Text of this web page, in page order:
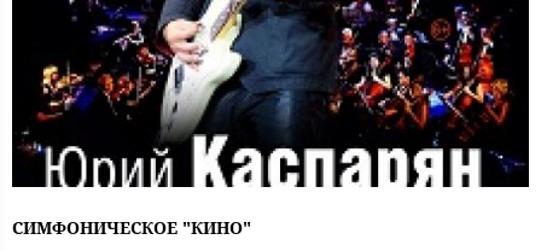
СИМФОНИЧЕСКОЕ "КИНО"